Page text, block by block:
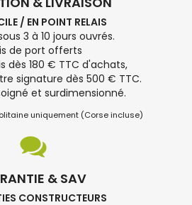
/ EN POINT RELAIS
3 à 10 jours ouvrés.
de port offerts
dès 180 € TTC d'achats,
signature dès 500 € TTC.
et surdimensionné.
uniquement (Corse incluse)
& SAV
CONSTRUCTEURS